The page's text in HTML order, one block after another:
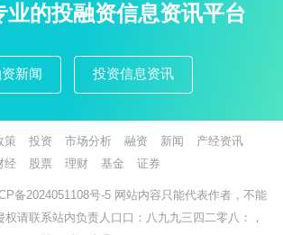
业的投融资信息资讯平台
新闻 投资信息资讯
策 投资 市场分析 融资 新闻
产经资讯
经
股票 理财 基金 证券
备2024051108号-5 网站内容只能代表作者，不能
请联系站内负责人口口：八九九三四二零八：，